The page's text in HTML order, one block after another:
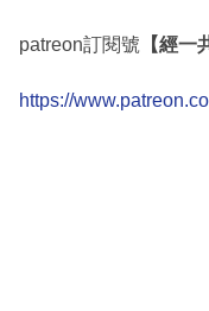
patreon訂閱號 【經一
https://